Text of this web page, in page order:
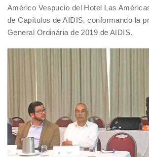
Américo Vespucio del Hotel Las
de Capítulos de AIDIS, conformando la
General Ordinária de 2019 de AIDIS.